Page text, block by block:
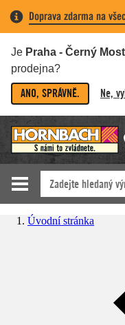
Doprava zdarma na
Je Praha - Černý Most
prodejna?
ANO, SPRÁVNĚ. Ne,
Úvodní stránka